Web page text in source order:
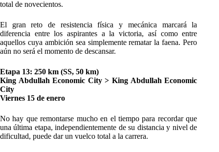
total de novecientos.
El gran reto de resistencia física y mecánica marcará la
diferencia entre los aspirantes a la victoria, así como entre
aquellos cuya ambición sea simplemente rematar la faena. Pero
aún no será el momento de descansar.
Etapa 13: 250 km (SS, 50 km)
King Abdullah Economic City > King Abdullah Economic
City
Viernes 15 de enero
No hay que remontarse mucho en el tiempo para recordar que
una última etapa, independientemente de su distancia y nivel de
dificultad, puede dar un vuelco total a la carrera.